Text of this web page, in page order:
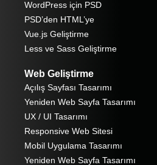
WordPress için PSD
PSD’den HTML’ye
Vue.js Geliştirme
Less ve Sass Geliştirme
Web Geliştirme
Açılış Sayfası Tasarımı
Yeniden Web Sayfa Tasarımı
UX / UI Tasarımı
Responsive Web Sitesi
Mobil Uygulama Tasarımı
Yeniden Web Sayfa Tasarımı